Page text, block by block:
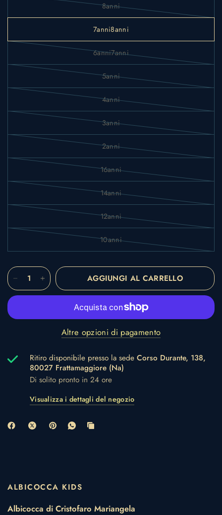
8anni
7anni8anni
6anni7anni
5anni
4anni
3anni
2anni
16anni
14anni
12anni
10anni
AGGIUNGI AL CARRELLO
Altre opzioni di pagamento
Ritiro disponibile presso la sedeCorso Durante, 138,
80027 Frattamaggiore (Na)
Di solito pronto in 24 ore
Visualizza i dettagli del negozio
ALBICOCCA KIDS
Albicocca di Cristofaro Mariangela